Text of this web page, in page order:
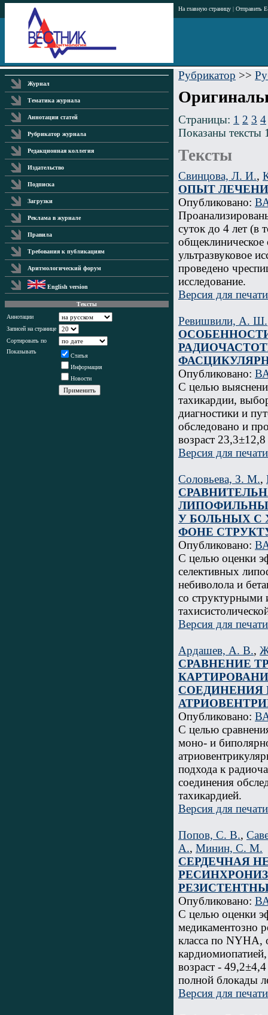
На главную страницу | Отправить
Журнал
Тематика журнала
Аннотации статей
Рубрикатор журнала
Редакционная коллегия
Издательство
Подписка
Загрузки
Реклама в журнале
Правила
Требования к публикациям
Аритмологический форум
English version
Тексты
Аннотации
Записей на странице
Сортировать по
Показывать
Статья
Информация
Новости
Рубрикатор >>
Страницы: 1 2 3 4
Показаны тексты
Тексты
Свинцова, Л. И.,
ОПЫТ
Опубликовано:
суток до 4 лет (в
ультразвуковое
проведено
исследование.
Версия для печати
Ревишвили, А. Ш.
Опубликовано:
С целью
тахикардии,
диагностики и
обследовано и
возраст
Версия для печати
Соловьева, З. М.,
У БОЛЬНЫХ С
ФОНЕ
Опубликовано:
С целью оценки
селективных
небиволола и
со структурными
Версия для печати
Ардашев, А. В.,
СРАВНЕНИЕ
СОЕДИНЕНИЯ
Опубликовано:
С целью
моно- и
подхода к
соединения
тахикардией.
Версия для печати
Попов, С. В.,
А., Минин, С. М.
СЕРДЕЧНАЯ
Опубликовано:
С целью оценки
медикаментозно
класса по NYHA,
возраст -
полной блокады
Версия для печати